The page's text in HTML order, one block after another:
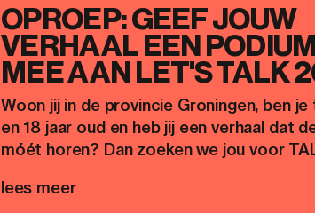
OPROEP: GEEF JOUW
VERHAAL EEN
MEE AAN LET'S TALK
Woon jij in de provincie Groningen, ben je
en 18 jaar oud en heb jij een verhaal dat
móét horen? Dan zoeken we jou voor
lees meer